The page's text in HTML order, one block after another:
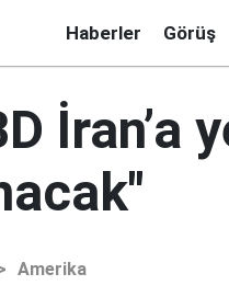
Haberler Görüş
Amerika